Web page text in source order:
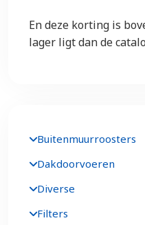
En deze korting is
lager ligt dan de
Buitenmuurroosters
Dakdoorvoeren
Diverse
Filters